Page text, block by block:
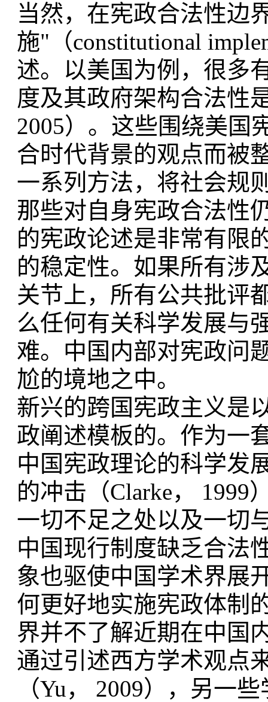
当然，在宪政合法性边
施"（constitutional
述。以美国为例，很多
度及其政府架构合法性
2005）。这些围绕美国
合时代背景的观点而被
一系列方法，将社会规
那些对自身宪政合法性
的宪政论述是非常有限
的稳定性。如果所有涉
关节上，所有公共批评
么任何有关科学发展与
难。中国内部对宪政问
尬的境地之中。
新兴的跨国宪政主义是
政阐述模板的。作为一
中国宪政理论的科学发
的冲击（Clarke， 1999
一切不足之处以及一切
中国现行制度缺乏合法
象也驱使中国学术界展
何更好地实施宪政体制
界并不了解近期在中国
通过引述西方学术观点
（Yu， 2009），另一